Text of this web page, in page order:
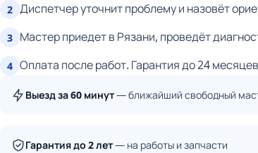
2 Диспетчер уточнит проблему и назовёт
3 Мастер приедет в Рязани, проведёт
4 Оплата после работ. Гарантия до 24
Выезд за 60 минут— ближайший свободный
Гарантия до 2 лет— на работы и запчасти